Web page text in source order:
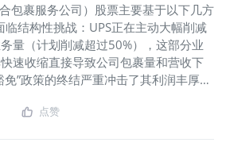
包裹服务公司）股票主要基于以下几方
结构性挑战：UPS正在主动大幅削减
量（计划削减超过50%），这部分业
速收缩直接导致公司包裹量和营收下
”政策的终结严重冲击了其利润丰厚的
也经历了显著下跌。此外，与工会达
点赞